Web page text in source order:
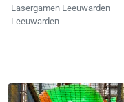
Lasergamen Leeuwarden
Leeuwarden